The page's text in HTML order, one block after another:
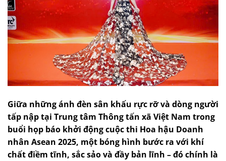
Giữa những ánh đèn sân khấu rực rỡ và dòng người
tấp nập tại Trung tâm Thông tấn xã Việt Nam trong
buổi họp báo khởi động cuộc thi Hoa hậu Doanh
nhân Asean 2025, một bóng hình bước ra với khí
chất điềm tĩnh, sắc sảo và đầy bản lĩnh – đó chính là